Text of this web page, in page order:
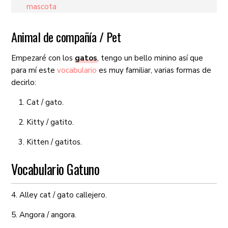
mascota
Animal de compañía / Pet
Empezaré con losgatos, tengo un bello minino así que
para mí estevocabulario es muy familiar, varias formas de
decirlo:
Cat / gato.
Kitty / gatito.
Kitten / gatitos.
Vocabulario Gatuno
4. Alley cat / gato callejero.
5. Angora / angora.